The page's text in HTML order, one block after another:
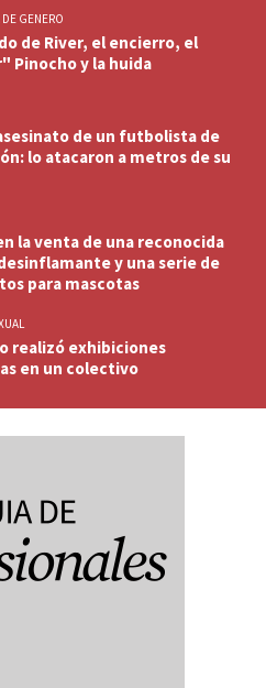
GENERO
de River, el encierro, el
Pinocho y la huida
de un futbolista de
lo atacaron a metros de su
la venta de una reconocida
y una serie de
para mascotas
realizó exhibiciones
en un colectivo